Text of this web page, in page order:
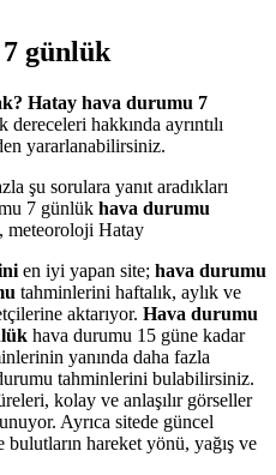
günlük
Hatay hava durumu 7
dereceleri hakkında ayrıntılı
yararlanabilirsiniz.
şu sorulara yanıt aradıkları
7 günlük hava durumu
meteoroloji Hatay
en iyi yapan site; hava durumu
tahminlerini haftalık, aylık ve
aktarıyor. Hava durumu
hava durumu 15 güne kadar
yanında daha fazla
tahminlerini bulabilirsiniz.
kolay ve anlaşılır görseller
Ayrıca sitede güncel
hareket yönü, yağış ve